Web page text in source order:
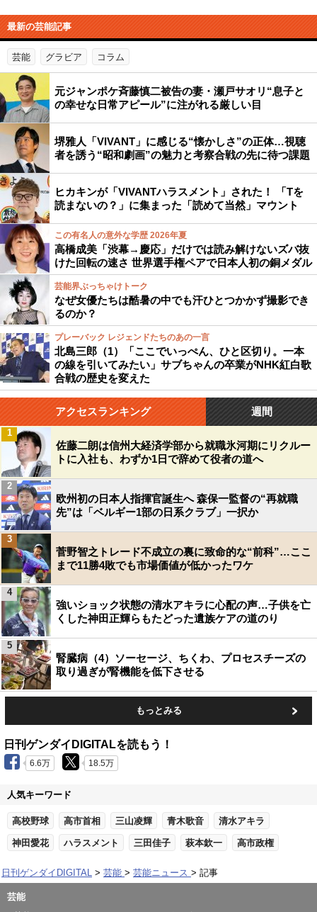
最新の芸能記事
芸能 グラビア コラム
元ジャンポケ斉藤慎二被告の妻・瀬戸サオリ“息子と
の幸せな日常アピール”に注がれる厳しい目
堺雅人「VIVANT」に感じる“懐かしさ”の正体…視聴
者を誘う“昭和劇画”の魅力と考察合戦の先に待つ課題
ヒカキンが「VIVANTハラスメント」された！ 「Tを
読まないの？」に集まった「読めて当然」マウント
この有名人の意外な学歴 2026年夏
高橋成美「渋幕→慶応」だけでは読み解けないズバ抜
けた回転の速さ 世界選手権ペアで日本人初の銅メダル
芸能界ぶっちゃけトーク
なぜ女優たちは酷暑の中でも汗ひとつかかず撮影でき
るのか？
プレーバック レジェンドたちのあの一言
北島三郎（1）「ここでいっぺん、ひと区切り。一本
の線を引いてみたい」サブちゃんの卒業がNHK紅白歌
合戦の歴史を変えた
アクセスランキング 週間
佐藤二朗は信州大経済学部から就職氷河期にリクルー
トに入社も、わずか1日で辞めて役者の道へ
1
欧州初の日本人指揮官誕生へ 森保一監督の“再就職
先”は「ベルギー1部の日系クラブ」一択か
2
菅野智之トレード不成立の裏に致命的な“前科”…ここ
まで11勝4敗でも市場価値が低かったワケ
3
強いショック状態の清水アキラに心配の声…子供を亡
くした神田正輝らもたどった遺族ケアの道のり
4
腎臓病（4）ソーセージ、ちくわ、プロセスチーズの
取り過ぎが腎機能を低下させる
5
もっとみる
日刊ゲンダイDIGITALを読もう！
6.6万 18.5万
人気キーワード
高校野球 高市首相 三山凌輝 青木歌音 清水アキラ
神田愛花 ハラスメント 三田佳子 萩本欽一 高市政権
日刊ゲンダイDIGITAL 芸能 芸能ニュース 記事
芸能